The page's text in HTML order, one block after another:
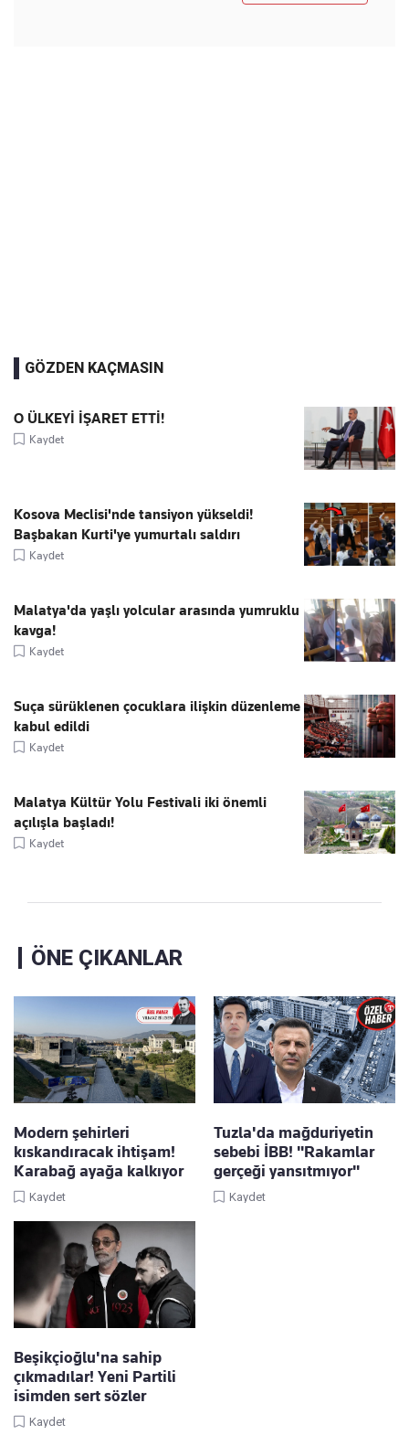
GÖZDEN KAÇMASIN
O ÜLKEYİ İŞARET ETTİ!
Kaydet
Kosova Meclisi'nde tansiyon yükseldi!
Başbakan Kurti'ye yumurtalı saldırı
Kaydet
Malatya'da yaşlı yolcular arasında yumruklu
kavga!
Kaydet
Suça sürüklenen çocuklara ilişkin düzenleme
kabul edildi
Kaydet
Malatya Kültür Yolu Festivali iki önemli
açılışla başladı!
Kaydet
ÖNE ÇIKANLAR
Modern şehirleri
kıskandıracak ihtişam!
Karabağ ayağa kalkıyor
Kaydet
Tuzla'da mağduriyetin
sebebi İBB! "Rakamlar
gerçeği yansıtmıyor"
Kaydet
Beşikçioğlu'na sahip
çıkmadılar! Yeni Partili
isimden sert sözler
Kaydet